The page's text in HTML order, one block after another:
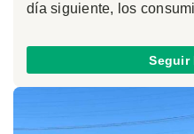
día siguiente, los
Seguir